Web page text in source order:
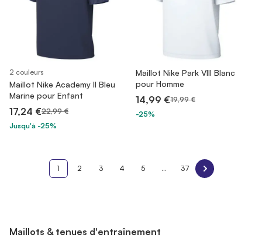
2 couleurs
Maillot Nike Academy II Bleu
Marine pour Enfant
17,24 €22,99 €
Jusqu'à -25%
Maillot Nike Park VIII Blanc
pour Homme
14,99 €19,99 €
-25%
1 2 3 4 5 ... 37
Maillots & tenues d'entraînement